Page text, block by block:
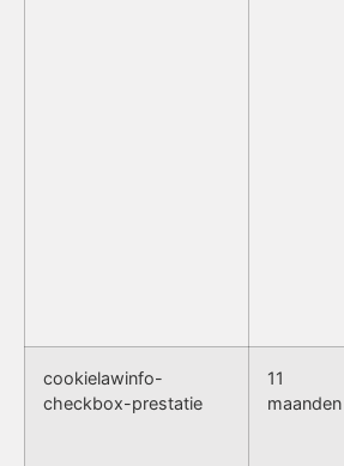
cookielawinfo-
checkbox-prestatie
11
maanden